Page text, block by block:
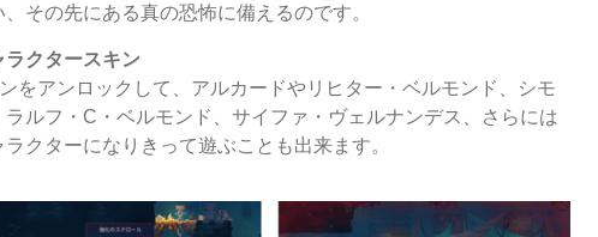
その先にある真の恐怖に備えるのです。
クタースキン
をアンロックして、アルカードやリヒター・ベルモンド、シモ
ルフ・C・ベルモンド、サイファ・ヴェルナンデス、さらには
クターになりきって遊ぶことも出来ます。